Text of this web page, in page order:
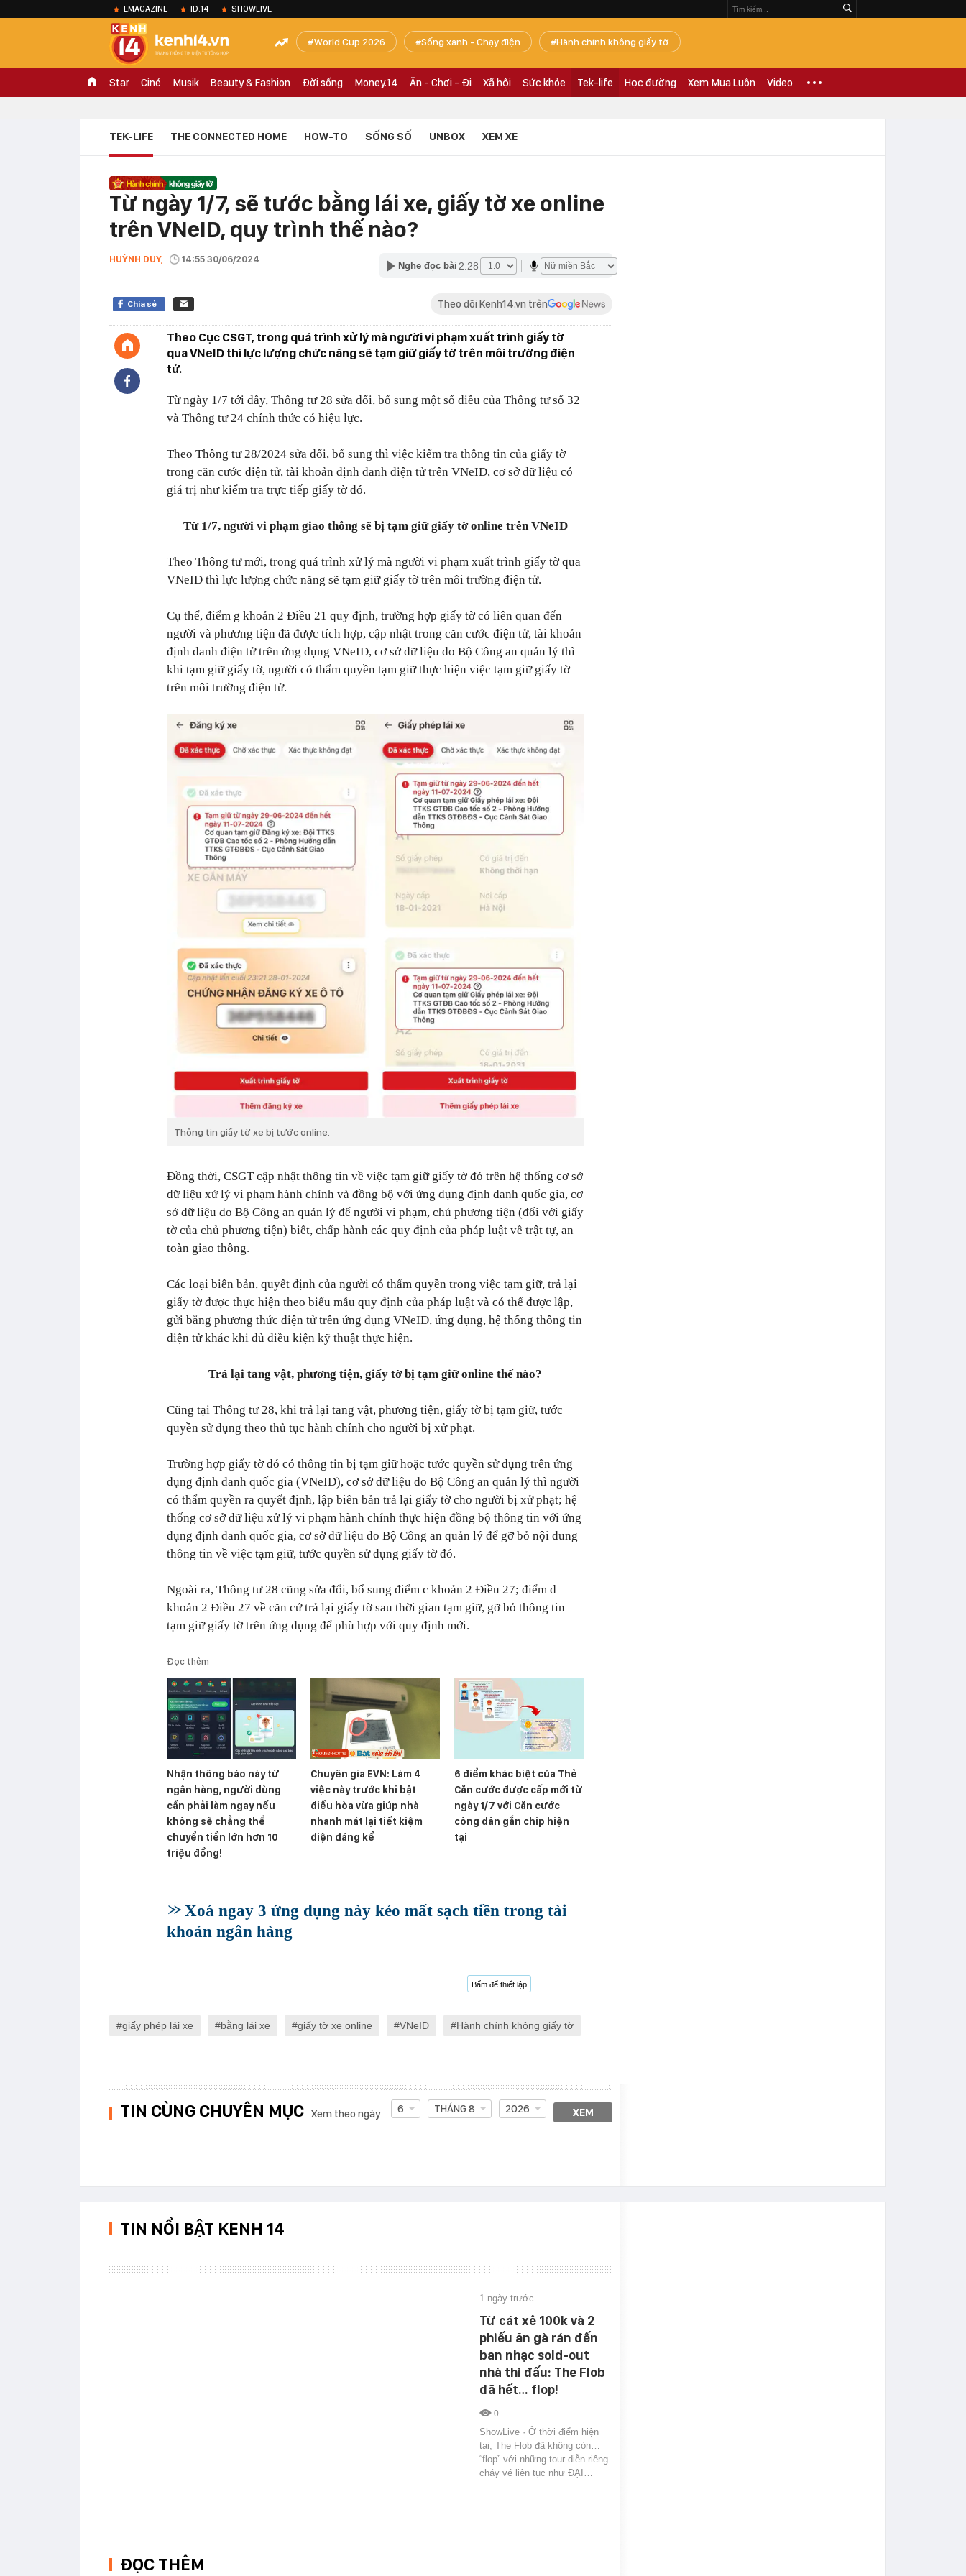
EMAGAZINE ID.14 SHOWLIVE
World Cup 2026 Sống xanh - Chạy điện Hành chính không giấy tờ
Star Ciné Musik Beauty & Fashion Đời sống Money.14 Ăn - Chơi - Đi Xã hội Sức khỏe Tek-life Học đường Xem Mua Luôn Video
TEK-LIFE THE CONNECTED HOME HOW-TO SỐNG SỐ UNBOX XEM XE
Từ ngày 1/7, sẽ tước bằng lái xe, giấy tờ xe online
trên VNeID, quy trình thế nào?
HUỲNH DUY, 14:55 30/06/2024
Nghe đọc bài 2:28
Chia sẻ Theo dõi Kenh14.vn trên
Theo Cục CSGT, trong quá trình xử lý mà người vi phạm xuất trình giấy tờ
qua VNeID thì lực lượng chức năng sẽ tạm giữ giấy tờ trên môi trường điện
tử.
Từ ngày 1/7 tới đây, Thông tư 28 sửa đổi, bổ sung một số điều của Thông tư số 32
và Thông tư 24 chính thức có hiệu lực.
Theo Thông tư 28/2024 sửa đổi, bổ sung thì việc kiểm tra thông tin của giấy tờ
trong căn cước điện tử, tài khoản định danh điện tử trên VNeID, cơ sở dữ liệu có
giá trị như kiểm tra trực tiếp giấy tờ đó.
Từ 1/7, người vi phạm giao thông sẽ bị tạm giữ giấy tờ online trên VNeID
Theo Thông tư mới, trong quá trình xử lý mà người vi phạm xuất trình giấy tờ qua
VNeID thì lực lượng chức năng sẽ tạm giữ giấy tờ trên môi trường điện tử.
Cụ thể, điểm g khoản 2 Điều 21 quy định, trường hợp giấy tờ có liên quan đến
người và phương tiện đã được tích hợp, cập nhật trong căn cước điện tử, tài khoản
định danh điện tử trên ứng dụng VNeID, cơ sở dữ liệu do Bộ Công an quản lý thì
khi tạm giữ giấy tờ, người có thẩm quyền tạm giữ thực hiện việc tạm giữ giấy tờ
trên môi trường điện tử.
Thông tin giấy tờ xe bị tước online.
Đồng thời, CSGT cập nhật thông tin về việc tạm giữ giấy tờ đó trên hệ thống cơ sở
dữ liệu xử lý vi phạm hành chính và đồng bộ với ứng dụng định danh quốc gia, cơ
sở dữ liệu do Bộ Công an quản lý để người vi phạm, chủ phương tiện (đối với giấy
tờ của chủ phương tiện) biết, chấp hành các quy định của pháp luật về trật tự, an
toàn giao thông.
Các loại biên bản, quyết định của người có thẩm quyền trong việc tạm giữ, trả lại
giấy tờ được thực hiện theo biểu mẫu quy định của pháp luật và có thể được lập,
gửi bằng phương thức điện tử trên ứng dụng VNeID, ứng dụng, hệ thống thông tin
điện tử khác khi đủ điều kiện kỹ thuật thực hiện.
Trả lại tang vật, phương tiện, giấy tờ bị tạm giữ online thế nào?
Cũng tại Thông tư 28, khi trả lại tang vật, phương tiện, giấy tờ bị tạm giữ, tước
quyền sử dụng theo thủ tục hành chính cho người bị xử phạt.
Trường hợp giấy tờ đó có thông tin bị tạm giữ hoặc tước quyền sử dụng trên ứng
dụng định danh quốc gia (VNeID), cơ sở dữ liệu do Bộ Công an quản lý thì người
có thẩm quyền ra quyết định, lập biên bản trả lại giấy tờ cho người bị xử phạt; hệ
thống cơ sở dữ liệu xử lý vi phạm hành chính thực hiện đồng bộ thông tin với ứng
dụng định danh quốc gia, cơ sở dữ liệu do Bộ Công an quản lý để gỡ bỏ nội dung
thông tin về việc tạm giữ, tước quyền sử dụng giấy tờ đó.
Ngoài ra, Thông tư 28 cũng sửa đổi, bổ sung điểm c khoản 2 Điều 27; điểm d
khoản 2 Điều 27 về căn cứ trả lại giấy tờ sau thời gian tạm giữ, gỡ bỏ thông tin
tạm giữ giấy tờ trên ứng dụng để phù hợp với quy định mới.
Đọc thêm
Nhận thông báo này từ
ngân hàng, người dùng
cần phải làm ngay nếu
không sẽ chẳng thể
chuyển tiền lớn hơn 10
triệu đồng!
Chuyên gia EVN: Làm 4
việc này trước khi bật
điều hòa vừa giúp nhà
nhanh mát lại tiết kiệm
điện đáng kể
6 điểm khác biệt của Thẻ
Căn cước được cấp mới từ
ngày 1/7 với Căn cước
công dân gắn chip hiện
tại
Xoá ngay 3 ứng dụng này kẻo mất sạch tiền trong tài
khoản ngân hàng
Bấm để thiết lập
giấy phép lái xe bằng lái xe giấy tờ xe online VNeID Hành chính không giấy tờ
TIN CÙNG CHUYÊN MỤC Xem theo ngày 6 THÁNG 8 2026 XEM
TIN NỔI BẬT KENH 14
1 ngày trước
Từ cát xê 100k và 2
phiếu ăn gà rán đến
ban nhạc sold-out
nhà thi đấu: The Flob
đã hết… flop!
0
ShowLive · Ở thời điểm hiện
tại, The Flob đã không còn…
“flop” với những tour diễn riêng
cháy vé liên tục như ĐẠI…
ĐỌC THÊM